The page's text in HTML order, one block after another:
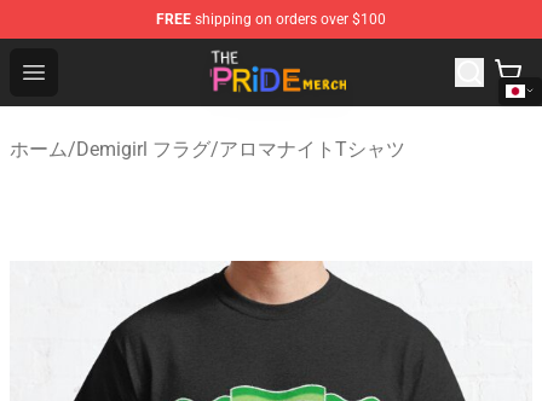
FREE shipping on orders over $100
Open menu
The Pride Shop - Official The Pride Merchandise Store
ホーム/Demigirl フラグ/アロマナイトTシャツ